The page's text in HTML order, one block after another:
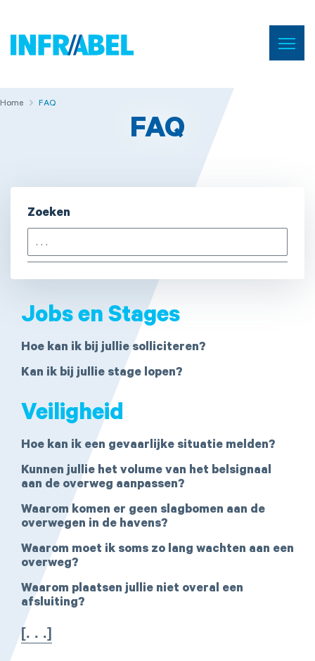
Home Menu
Home
Home FAQ
FAQ
Zoeken
Jobs en Stages
Hoe kan ik bij jullie solliciteren?
Kan ik bij jullie stage lopen?
Veiligheid
Hoe kan ik een gevaarlijke situatie melden?
Kunnen jullie het volume van het belsignaal
aan de overweg aanpassen?
Waarom komen er geen slagbomen aan de
overwegen in de havens?
Waarom moet ik soms zo lang wachten aan een
overweg?
Waarom plaatsen jullie niet overal een
afsluiting?
[. . .]